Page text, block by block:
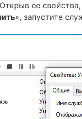
ее
», запустите